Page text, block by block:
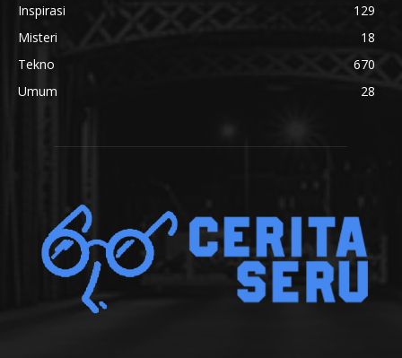
Inspirasi
129
Misteri
18
Tekno
670
Umum
28